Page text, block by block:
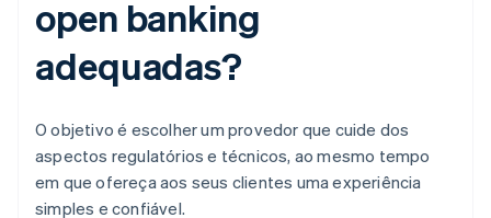
open banking
adequadas?
O objetivo é escolher um provedor que cuide dos
aspectos regulatórios e técnicos, ao mesmo tempo
em que ofereça aos seus clientes uma experiência
simples e confiável.